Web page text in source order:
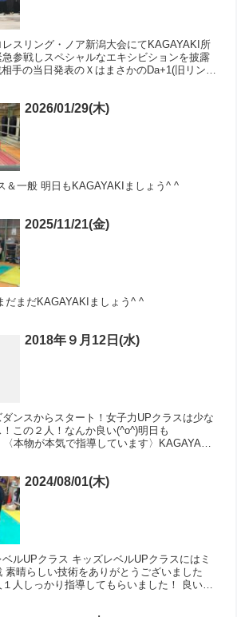
スリング・ノア新潟大会にてKAGAYAKI所
参戦しスペシャルなエキシビションを披露
手の当日発表のＸはまさかのDa+1(旧リング
2026/01/29(木)
＆一般 明日もKAGAYAKIましょう^ ^
2025/11/21(金)
だまだKAGAYAKIましょう^ ^
2018年９月12日(水)
ンスからスタート！女子力UPクラスは少な
この２人！なんか良い(^o^)明日も
本物が本気で指導しています〉KAGAYAKI
2024/08/01(木)
ルUPクラス キッズレベルUPクラスにはミ
素晴らしい技術をありがとうございました
人しっかり指導してもらいました！ 良いレ